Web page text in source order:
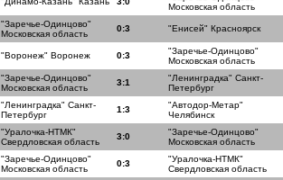
Московская область
"Заречье-Одинцово"
Московская область
0:3 "Енисей" Красноярск
"Воронеж" Воронеж 0:3
"Заречье-Одинцово"
Московская область
"Заречье-Одинцово"
Московская область
3:1
"Ленинградка" Санкт-
Петербург
"Ленинградка" Санкт-
Петербург
1:3
"Автодор-Метар"
Челябинск
"Уралочка-НТМК"
Свердловская область
3:0
"Заречье-Одинцово"
Московская область
"Заречье-Одинцово"
Московская область
0:3
"Уралочка-НТМК"
Свердловская область